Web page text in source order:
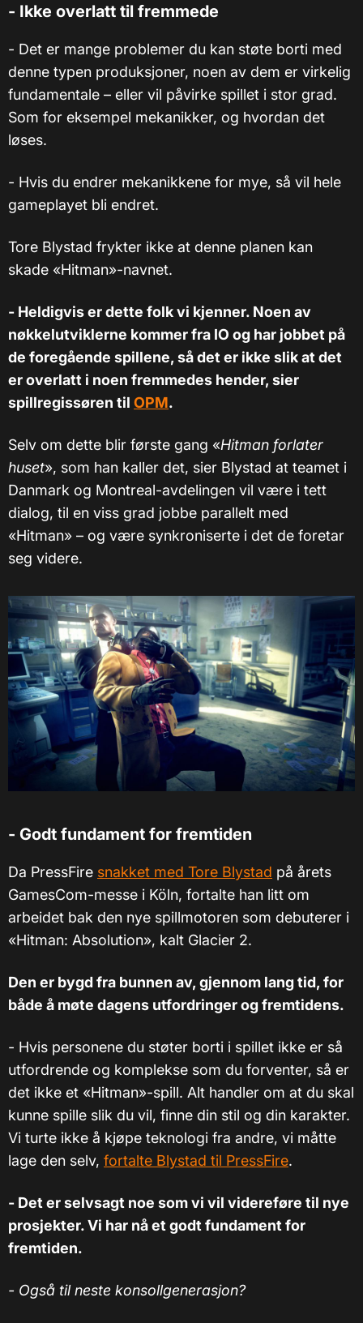
- Ikke overlatt til fremmede
- Det er mange problemer du kan støte borti med
denne typen produksjoner, noen av dem er virkelig
fundamentale – eller vil påvirke spillet i stor grad.
Som for eksempel mekanikker, og hvordan det
løses.
- Hvis du endrer mekanikkene for mye, så vil hele
gameplayet bli endret.
Tore Blystad frykter ikke at denne planen kan
skade «Hitman»-navnet.
- Heldigvis er dette folk vi kjenner. Noen av
nøkkelutviklerne kommer fra IO og har jobbet på
de foregående spillene, så det er ikke slik at det
er overlatt i noen fremmedes hender, sier
spillregissøren til OPM.
Selv om dette blir første gang «Hitman forlater
huset», som han kaller det, sier Blystad at teamet i
Danmark og Montreal-avdelingen vil være i tett
dialog, til en viss grad jobbe parallelt med
«Hitman» – og være synkroniserte i det de foretar
seg videre.
- Godt fundament for fremtiden
Da PressFire snakket med Tore Blystad på årets
GamesCom-messe i Köln, fortalte han litt om
arbeidet bak den nye spillmotoren som debuterer i
«Hitman: Absolution», kalt Glacier 2.
Den er bygd fra bunnen av, gjennom lang tid, for
både å møte dagens utfordringer og fremtidens.
- Hvis personene du støter borti i spillet ikke er så
utfordrende og komplekse som du forventer, så er
det ikke et «Hitman»-spill. Alt handler om at du skal
kunne spille slik du vil, finne din stil og din karakter.
Vi turte ikke å kjøpe teknologi fra andre, vi måtte
lage den selv, fortalte Blystad til PressFire.
- Det er selvsagt noe som vi vil videreføre til nye
prosjekter. Vi har nå et godt fundament for
fremtiden.
- Også til neste konsollgenerasjon?